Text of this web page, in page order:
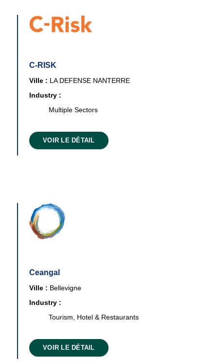
C-RISK
Ville : LA DEFENSE NANTERRE
Industry :
Multiple Sectors
VOIR LE DÉTAIL
Ceangal
Ville : Bellevigne
Industry :
Tourism, Hotel & Restaurants
VOIR LE DÉTAIL